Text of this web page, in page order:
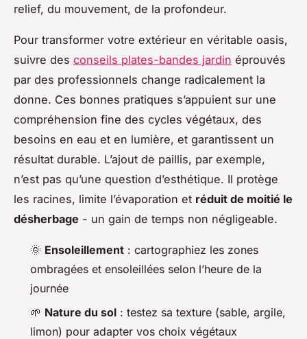
relief, du mouvement, de la profondeur.
Pour transformer votre extérieur en véritable oasis,
suivre des conseils plates-bandes jardin éprouvés
par des professionnels change radicalement la
donne. Ces bonnes pratiques s’appuient sur une
compréhension fine des cycles végétaux, des
besoins en eau et en lumière, et garantissent un
résultat durable. L’ajout de paillis, par exemple,
n’est pas qu’une question d’esthétique. Il protège
les racines, limite l’évaporation et réduit de moitié le
désherbage - un gain de temps non négligeable.
🌞 Ensoleillement : cartographiez les zones
ombragées et ensoleillées selon l’heure de la
journée
🌱 Nature du sol : testez sa texture (sable, argile,
limon) pour adapter vos choix végétaux